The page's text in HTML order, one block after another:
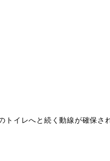
イレへと続く動線が確保さ